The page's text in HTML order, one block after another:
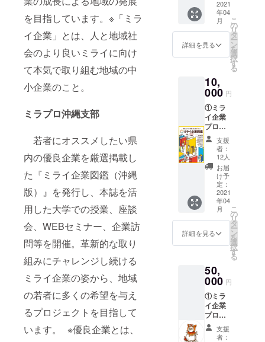
を目指しています。※「ミラ
イ企業」とは、人と地域社
会のより良いミライに向け
て本気で取り組む地域の中
小企業のこと。
ミラプロ沖縄支部
若者にオススメしたい県
内の優良企業を厳選掲載し
た『ミライ企業図鑑（沖縄
版）』を発行し、本誌を活
用した大学での授業、座談
会、WEBセミナー、企業訪
問等を開催。革新的な取り
組みにチャレンジし続ける
ミライ企業の姿から、地域
の若者に多くの希望を与え
るプロジェクトを目指して
います。 ※優良企業とは、
セージ
(メール)
②来場
した子
供たち
の感想
(スライ
ショー)
③ミラ
イ企業
図鑑
（１
冊） ④
限定ス
テッ
カー (2
種類、
各１枚
ずつ)
2021
年04
月
詳細を見る
こ
の
リ
タ
ー
ン
を
選
択
す
る
10,
000 円
①ミラ
イ企業
プロ
ジェク
ト学生
チーム
から お
礼の
メッ
セージ
(メール)
②来場
した子
供たち
の感想
（スラ
ショー
） ③ミ
ライ企
業図鑑
（１
冊） ④
限定ス
テッ
支援
者：
12人
お届
け予
定：
2021
年04
月
詳細を見る
こ
の
リ
タ
ー
ン
を
選
択
す
る
50,
000 円
①ミラ
イ企業
プロ
ジェク
ト学生
支援
者：